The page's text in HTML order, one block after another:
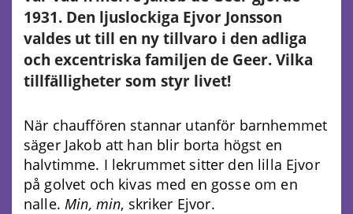
1931. Den ljuslockiga Ejvor Jonsson
valdes ut till en ny tillvaro i den adliga
och excentriska familjen de Geer. Vilka
tillfälligheter som styr livet!
När chauffören stannar utanför barnhemmet
säger Jakob att han blir borta högst en
halvtimme. I lekrummet sitter den lilla Ejvor
på golvet och kivas med en gosse om en
nalle.Min, min, skriker Ejvor.